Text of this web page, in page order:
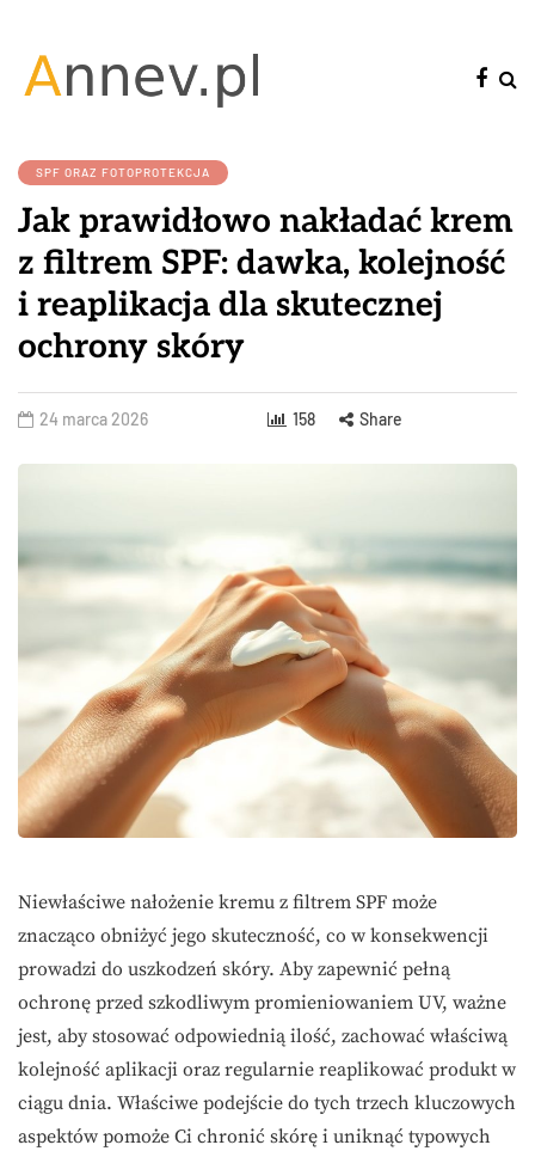
SPF ORAZ FOTOPROTEKCJA
Jak prawidłowo nakładać krem
z filtrem SPF: dawka, kolejność
i reaplikacja dla skutecznej
ochrony skóry
24 marca 2026 158 Share
Niewłaściwe nałożenie kremu z filtrem SPF może
znacząco obniżyć jego skuteczność, co w konsekwencji
prowadzi do uszkodzeń skóry. Aby zapewnić pełną
ochronę przed szkodliwym promieniowaniem UV, ważne
jest, aby stosować odpowiednią ilość, zachować właściwą
kolejność aplikacji oraz regularnie reaplikować produkt w
ciągu dnia. Właściwe podejście do tych trzech kluczowych
aspektów pomoże Ci chronić skórę i uniknąć typowych